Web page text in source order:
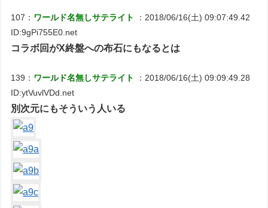
107： ワールド名無しサテライト
：2018/06/16(土) 09:07:49.42
ID:9gPi755E0.net
コラボ回がX終盤への布石にもなるとは
139： ワールド名無しサテライト
：2018/06/16(土) 09:09:49.28
ID:ytVuvlVDd.net
別次元にもそういう人いる